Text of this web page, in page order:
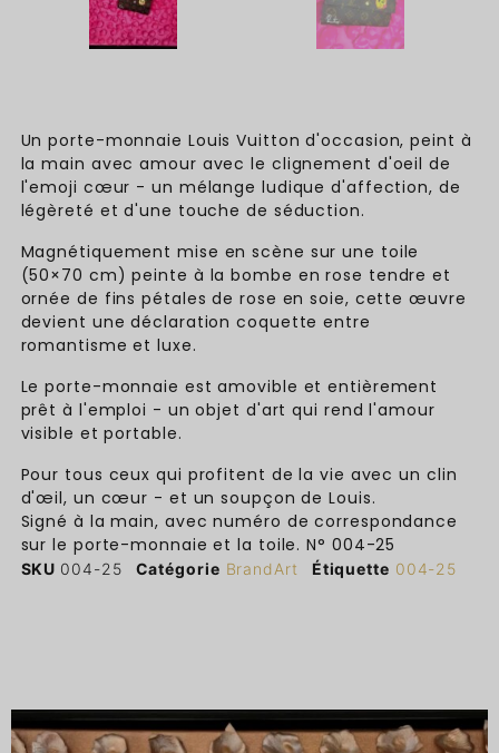
Un porte-monnaie Louis Vuitton d'occasion, peint à
la main avec amour avec le clignement d'oeil de
l'emoji cœur - un mélange ludique d'affection, de
légèreté et d'une touche de séduction.
Magnétiquement mise en scène sur une toile
(50×70 cm) peinte à la bombe en rose tendre et
ornée de fins pétales de rose en soie, cette œuvre
devient une déclaration coquette entre
romantisme et luxe.
Le porte-monnaie est amovible et entièrement
prêt à l'emploi - un objet d'art qui rend l'amour
visible et portable.
Pour tous ceux qui profitent de la vie avec un clin
d'œil, un cœur - et un soupçon de Louis.
Signé à la main, avec numéro de correspondance
sur le porte-monnaie et la toile. N° 004-25
SKU 004-25 Catégorie BrandArt Étiquette 004-25